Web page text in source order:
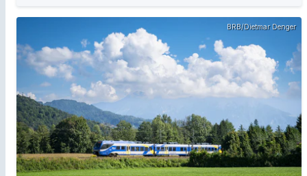
BRB/Dietmar Denger